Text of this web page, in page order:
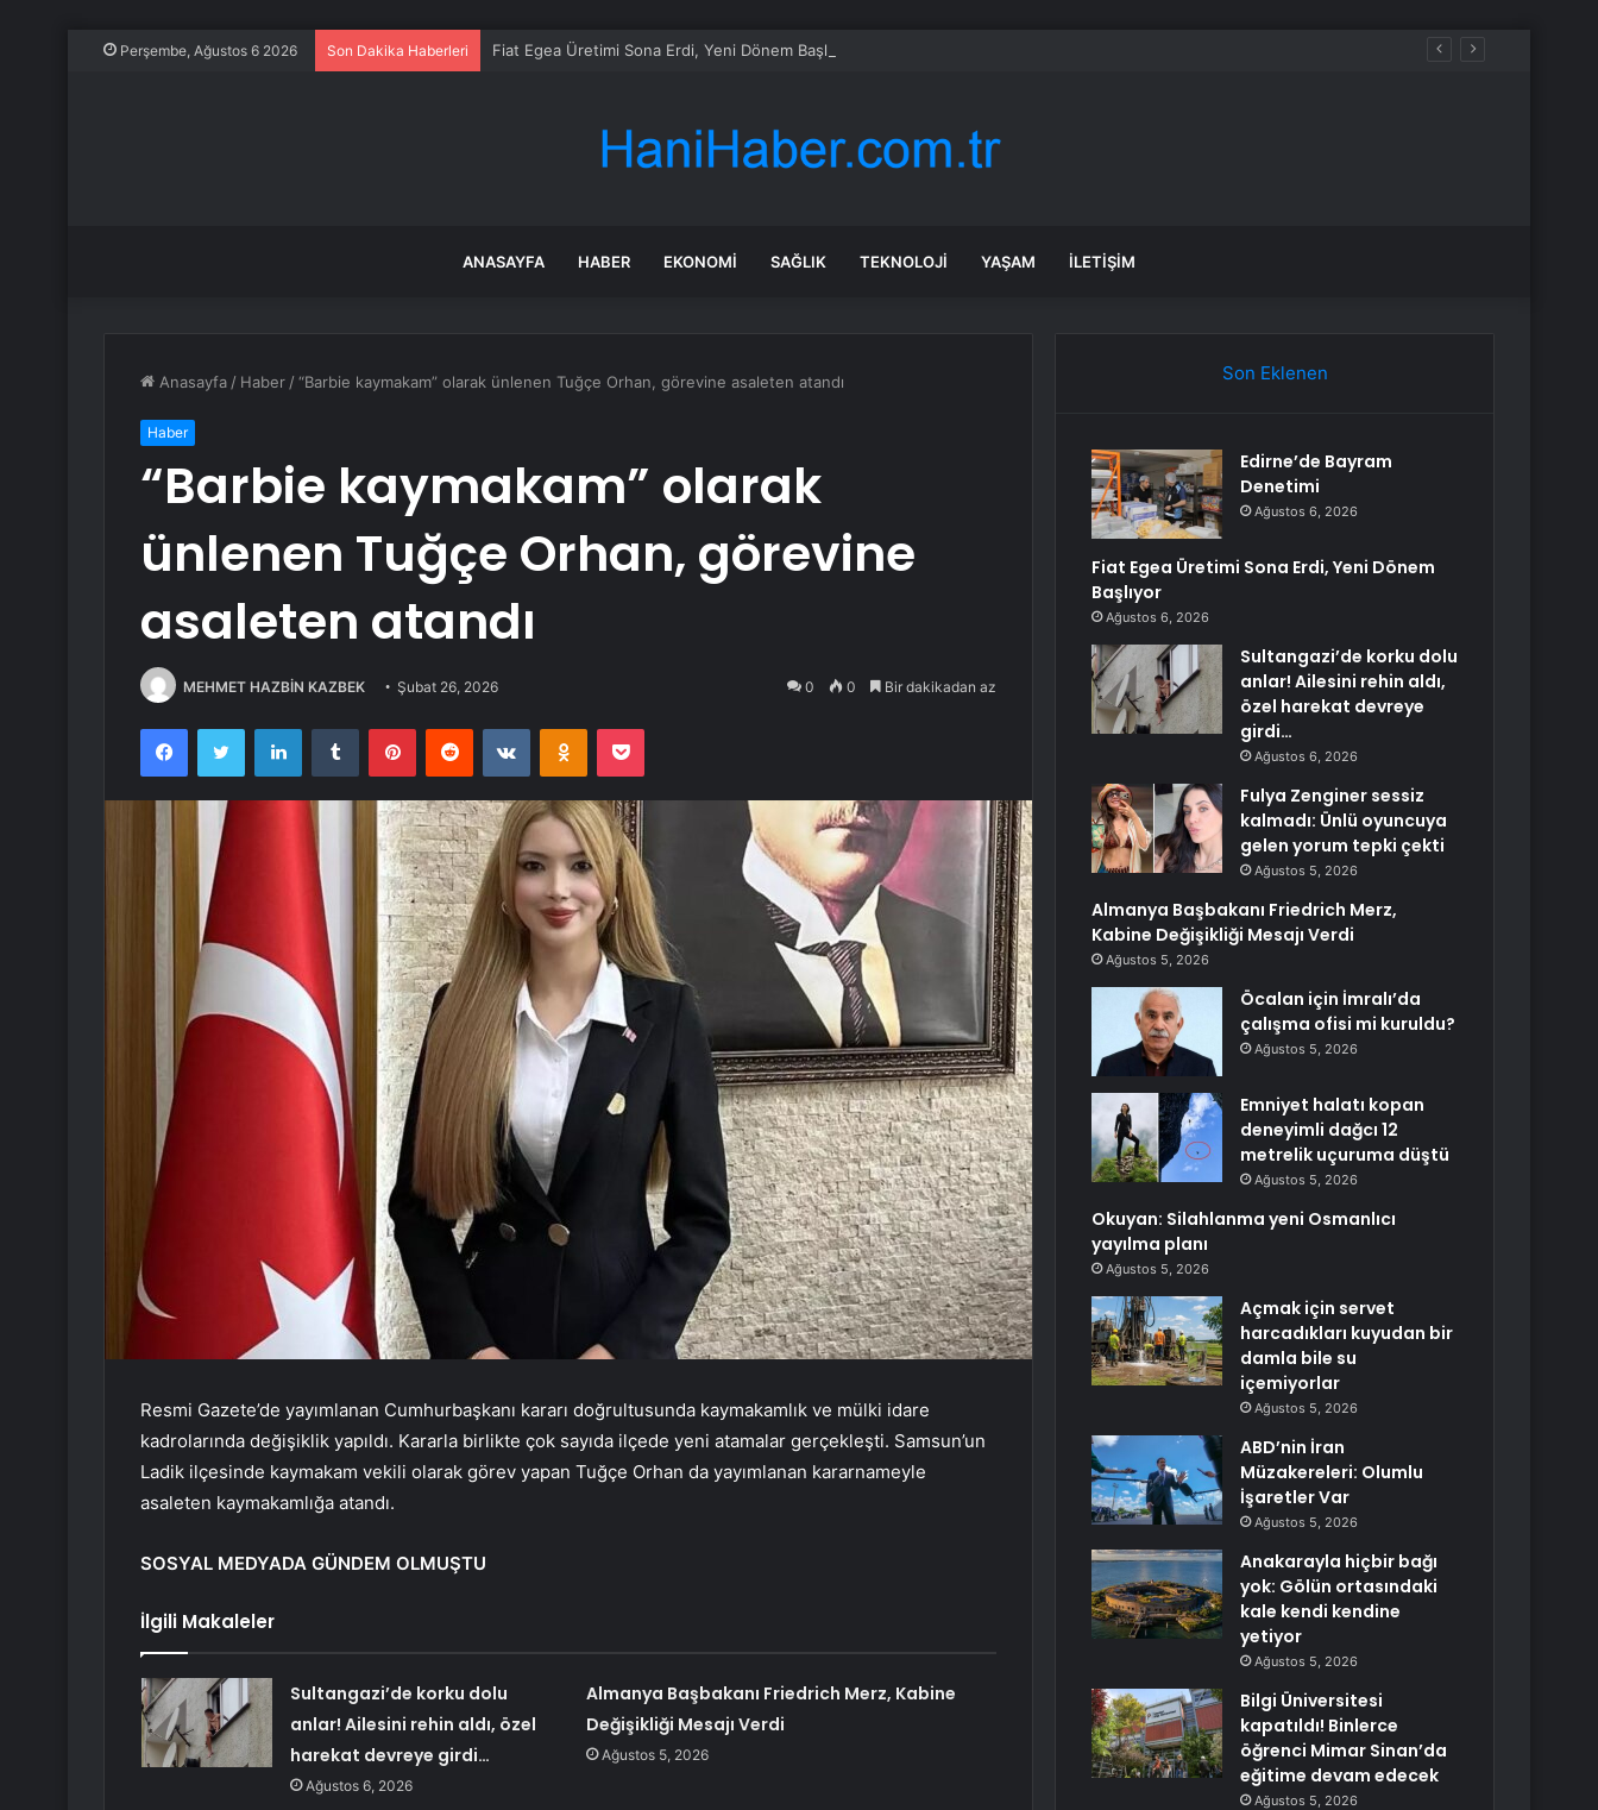
Perşembe, Ağustos 6 2026 Son Dakika Haberleri Fiat Egea Üretimi Sona Erdi, Yeni Dönem Başlıyor
ANASAYFA HABER EKONOMI SAĞLIK TEKNOLOJI YAŞAM İLETIŞIM
Anasayfa / Haber /“Barbie kaymakam” olarak ünlenen Tuğçe Orhan, görevine asaleten atandı
Haber
“Barbie kaymakam” olarak
ünlenen Tuğçe Orhan, görevine
asaleten atandı
MEHMET HAZBİN KAZBEK Şubat 26, 2026 0 0 Bir dakikadan az
FacebookTwitter LinkedInTumblr PinterestReddit VKontakteOdnoklassniki
Pocket
Resmi Gazete’de yayımlanan Cumhurbaşkanı kararı doğrultusunda kaymakamlık ve mülki idare
kadrolarında değişiklik yapıldı. Kararla birlikte çok sayıda ilçede yeni atamalar gerçekleşti. Samsun’un
Ladik ilçesinde kaymakam vekili olarak görev yapan Tuğçe Orhan da yayımlanan kararnameyle
asaleten kaymakamlığa atandı.
SOSYAL MEDYADA GÜNDEM OLMUŞTU
İlgili Makaleler
Sultangazi’de korku dolu
anlar! Ailesini rehin aldı, özel
harekat devreye girdi…
Ağustos 6, 2026
Almanya Başbakanı Friedrich Merz, Kabine
Değişikliği Mesajı Verdi
Ağustos 5, 2026
Son Eklenen
Edirne’de Bayram
Denetimi
Ağustos 6, 2026
Fiat Egea Üretimi Sona Erdi, Yeni Dönem
Başlıyor
Ağustos 6, 2026
Sultangazi’de korku dolu
anlar! Ailesini rehin aldı,
özel harekat devreye
girdi…
Ağustos 6, 2026
Fulya Zenginer sessiz
kalmadı: Ünlü oyuncuya
gelen yorum tepki çekti
Ağustos 5, 2026
Almanya Başbakanı Friedrich Merz,
Kabine Değişikliği Mesajı Verdi
Ağustos 5, 2026
Öcalan için İmralı’da
çalışma ofisi mi kuruldu?
Ağustos 5, 2026
Emniyet halatı kopan
deneyimli dağcı 12
metrelik uçuruma düştü
Ağustos 5, 2026
Okuyan: Silahlanma yeni Osmanlıcı
yayılma planı
Ağustos 5, 2026
Açmak için servet
harcadıkları kuyudan bir
damla bile su
içemiyorlar
Ağustos 5, 2026
ABD’nin İran
Müzakereleri: Olumlu
İşaretler Var
Ağustos 5, 2026
Anakarayla hiçbir bağı
yok: Gölün ortasındaki
kale kendi kendine
yetiyor
Ağustos 5, 2026
Bilgi Üniversitesi
kapatıldı! Binlerce
öğrenci Mimar Sinan’da
eğitime devam edecek
Ağustos 5, 2026